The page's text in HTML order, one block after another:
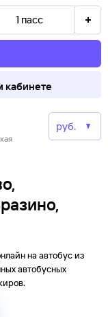
1 пасс
кабинете
на автобус из
автобусных